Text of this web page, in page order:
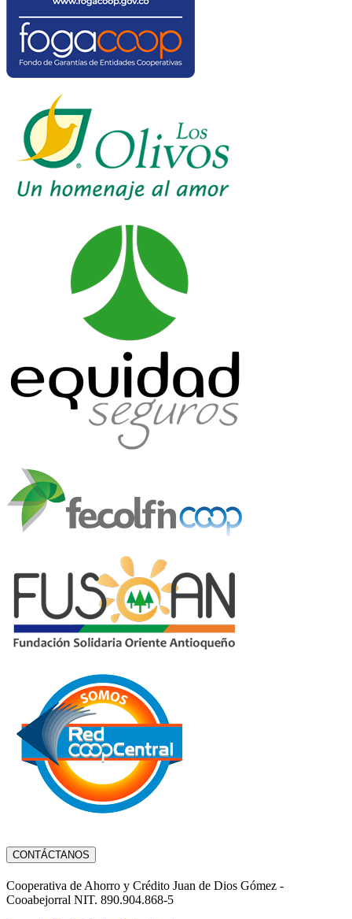
CONTÁCTANOS
Cooperativa de Ahorro y Crédito Juan de Dios Gómez -
Cooabejorral NIT. 890.904.868-5